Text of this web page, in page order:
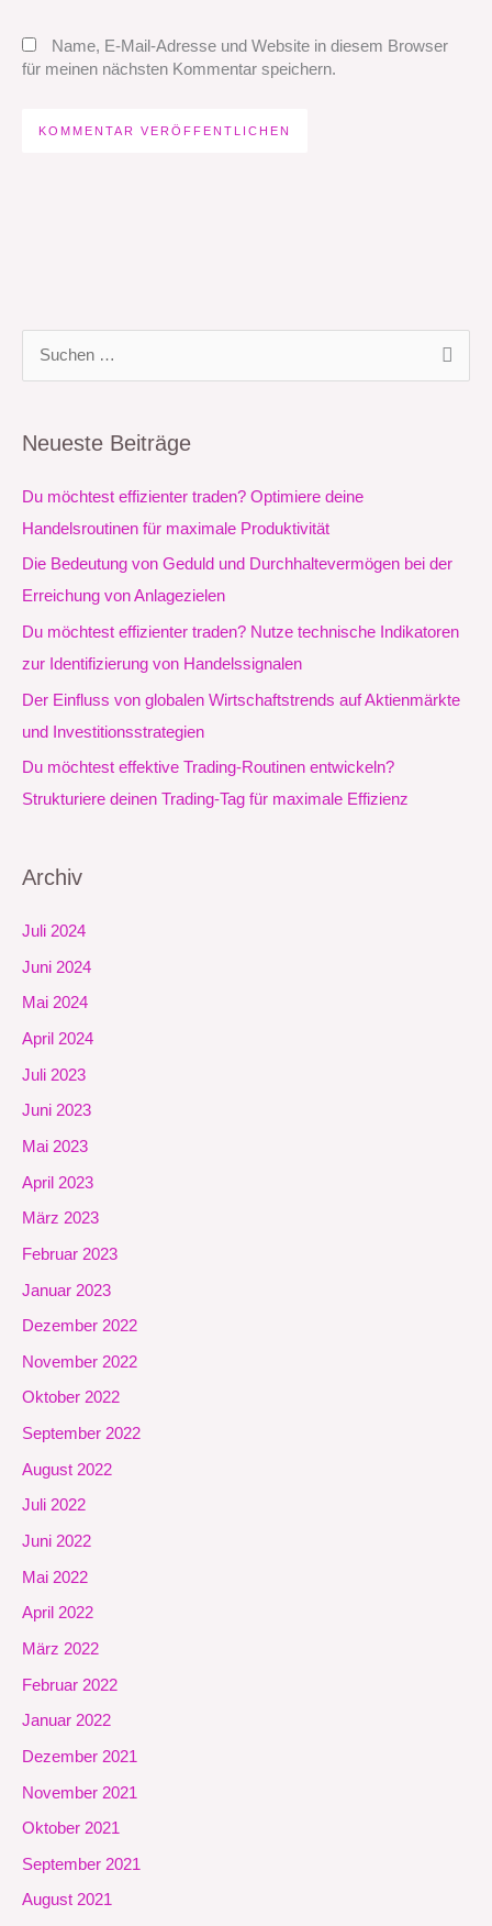
Name, E-Mail-Adresse und Website in diesem Browser
für meinen nächsten Kommentar speichern.
h
e
n
Neueste Beiträge
Du möchtest effizienter traden? Optimiere deine
Handelsroutinen für maximale Produktivität
Die Bedeutung von Geduld und Durchhaltevermögen bei der
Erreichung von Anlagezielen
Du möchtest effizienter traden? Nutze technische Indikatoren
zur Identifizierung von Handelssignalen
Der Einfluss von globalen Wirtschaftstrends auf Aktienmärkte
und Investitionsstrategien
Du möchtest effektive Trading-Routinen entwickeln?
Strukturiere deinen Trading-Tag für maximale Effizienz
Archiv
Juli 2024
Juni 2024
Mai 2024
April 2024
Juli 2023
Juni 2023
Mai 2023
April 2023
März 2023
Februar 2023
Januar 2023
Dezember 2022
November 2022
Oktober 2022
September 2022
August 2022
Juli 2022
Juni 2022
Mai 2022
April 2022
März 2022
Februar 2022
Januar 2022
Dezember 2021
November 2021
Oktober 2021
September 2021
August 2021